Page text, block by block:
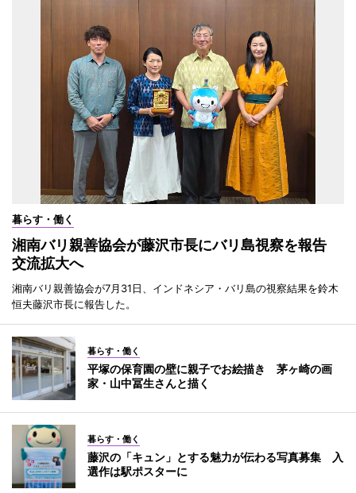
暮らす・働く
湘南バリ親善協会が藤沢市長にバリ島視察を報告
交流拡大へ
湘南バリ親善協会が7月31日、インドネシア・バリ島の視察結果を鈴木
恒夫藤沢市長に報告した。
暮らす・働く
平塚の保育園の壁に親子でお絵描き 茅ヶ崎の画
家・山中冨生さんと描く
暮らす・働く
藤沢の「キュン」とする魅力が伝わる写真募集 入
選作は駅ポスターに